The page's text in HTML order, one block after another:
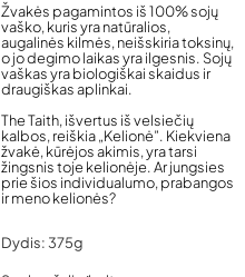
Žvakės pagamintos iš 100% sojų
vaško, kuris yra natūralios,
augalinės kilmės, neišskiria toksinų,
o jo degimo laikas yra ilgesnis. Sojų
vaškas yra biologiškai skaidus ir
draugiškas aplinkai.
The Taith, išvertus iš velsiečių
kalbos, reiškia „Kelionė”. Kiekviena
žvakė, kūrėjos akimis, yra tarsi
žingsnis toje kelionėje. Ar jungsies
prie šios individualumo, prabangos
ir meno kelionės?
Dydis: 375g